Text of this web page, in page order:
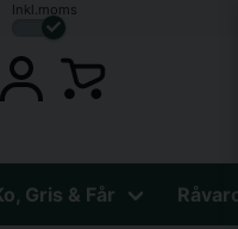
Inkl.moms
Gris & Får